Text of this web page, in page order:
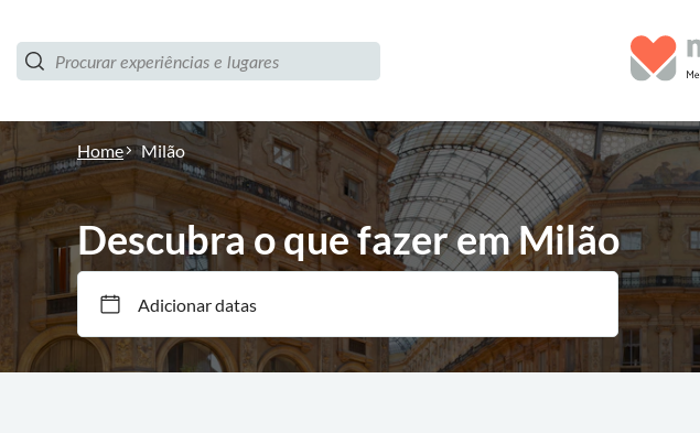
Home Milão
Descubra o que fazer em Milão
Adicionar datas